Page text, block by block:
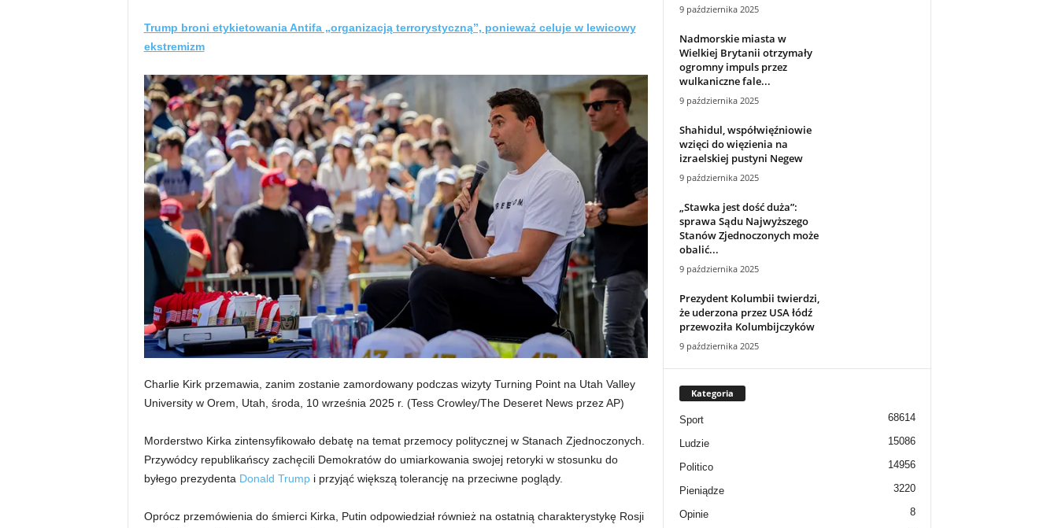
Trump broni etykietowania Antifa „organizacją terrorystyczną”, ponieważ celuje w lewicowy
ekstremizm
Charlie Kirk przemawia, zanim zostanie zamordowany podczas wizyty Turning Point na Utah Valley
University w Orem, Utah, środa, 10 września 2025 r. (Tess Crowley/The Deseret News przez AP)
Morderstwo Kirka zintensyfikowało debatę na temat przemocy politycznej w Stanach Zjednoczonych.
Przywódcy republikańscy zachęcili Demokratów do umiarkowania swojej retoryki w stosunku do
byłego prezydenta Donald Trumpi przyjąć większą tolerancję na przeciwne poglądy.
Oprócz przemówienia do śmierci Kirka, Putin odpowiedział również na ostatnią charakterystykę Rosji
9 października 2025
Nadmorskie miasta w
Wielkiej Brytanii otrzymały
ogromny impuls przez
wulkaniczne fale...
9 października 2025
Shahidul, współwięźniowie
wzięci do więzienia na
izraelskiej pustyni Negew
9 października 2025
„Stawka jest dość duża”:
sprawa Sądu Najwyższego
Stanów Zjednoczonych może
obalić...
9 października 2025
Prezydent Kolumbii twierdzi,
że uderzona przez USA łódź
przewoziła Kolumbijczyków
9 października 2025
Kategoria
Sport 68614
Ludzie 15086
Politico 14956
Pieniądze 3220
Opinie 8